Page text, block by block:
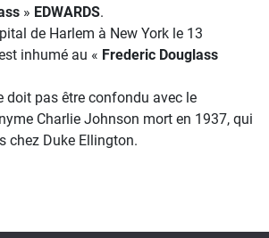
» EDWARDS.
de Harlem à New York le 13
inhumé au « Frederic Douglass
doit pas être confondu avec le
Charlie Johnson mort en 1937, qui
chez Duke Ellington.